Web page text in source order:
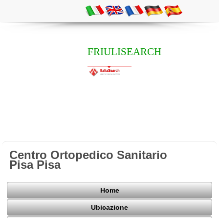
FRIULISEARCH
Centro Ortopedico Sanitario
Pisa Pisa
Home
Ubicazione